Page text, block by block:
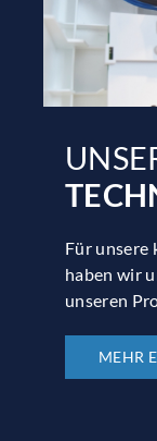
Für unsere
haben wir
unseren
MEHR